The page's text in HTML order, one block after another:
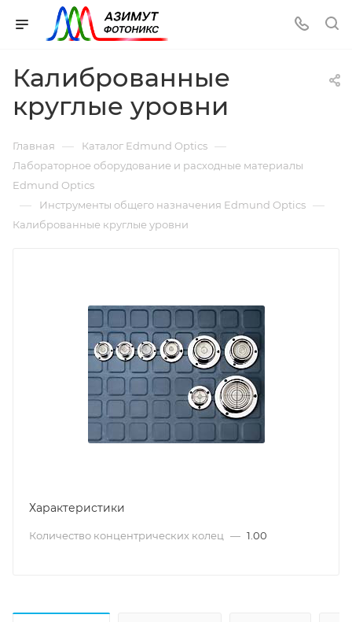
Калиброванные
круглые уровни
Главная — Каталог Edmund Optics —
Лабораторное оборудование и расходные материалы
Edmund Optics
— Инструменты общего назначения Edmund Optics —
Калиброванные круглые уровни
Характеристики
Количество концентрических колец — 1.00